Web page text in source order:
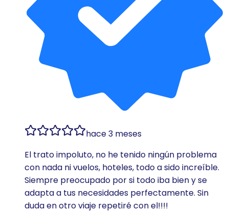
hace 3 meses
El trato impoluto, no he tenido ningún problema
con nada ni vuelos, hoteles, todo a sido increíble.
Siempre preocupado por si todo iba bien y se
adapta a tus necesidades perfectamente. Sin
duda en otro viaje repetiré con el!!!!